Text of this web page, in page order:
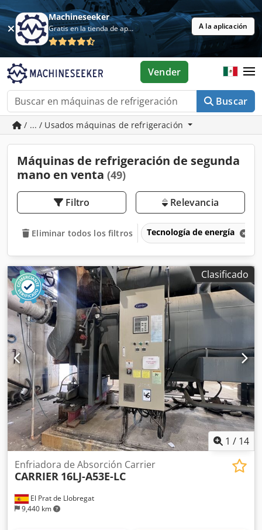
Machineseeker
Gratis en la tienda de aplicaciones A la aplicación
Buscar
Vender
/ ... / Usados máquinas de refrigeración
Máquinas de refrigeración de segunda
mano en venta (49)
Filtro Relevancia
Eliminar todos los filtros Tecnología de energía
Clasificado
1 / 14
El Prat de Llobregat
9,440 km
Enfriadora de Absorción Carrier
CARRIER 16LJ-A53E-LC